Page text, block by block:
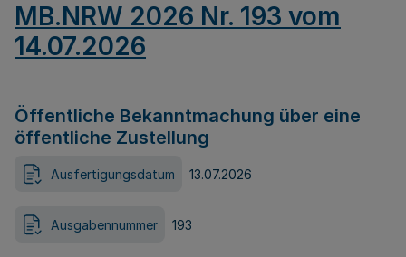
MB.NRW 2026 Nr. 193 vom
14.07.2026
Öffentliche Bekanntmachung über eine
öffentliche Zustellung
Ausfertigungsdatum 13.07.2026
Ausgabennummer 193